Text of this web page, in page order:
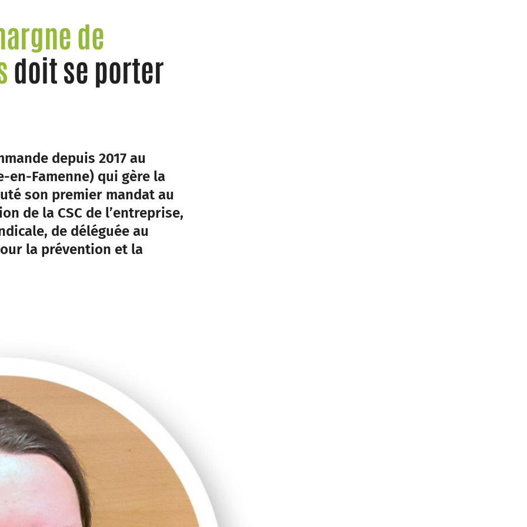
de
doit se porter
depuis 2017 au
en-Famenne) qui gère la
son premier mandat au
de la CSC de l’entreprise,
de déléguée au
la prévention et la